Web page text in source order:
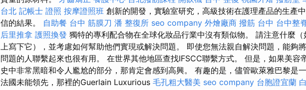
台北 記帳士 證照 按摩證照班 創新的開發，實驗室研究，高級技術在護理產品的生產
信的結果。 自助餐 台中 筋膜刀 潘 整復所 seo company 外燴廠商 撥筋 台中 台中整
后里推拿 護照換發 獨特的專利配合物在全球化妝品行業中沒有類似物。 請注意什麼
上寫下它），並考慮如何幫助他們實現或解決問題。 即使您無法親自解決問題，能夠
問題的人聯繫起來也很有用。 在世界其他地區查找IFSCC聯繫方式。 但是，如果美容
史中非常黑暗和令人尷尬的部分，那肯定會感到高興。 有趣的是，儘管歐萊雅巴黎是
法國未能領先，那裡的Guerlain Luxurious 毛孔粗大醫美 seo company 台胞證宜蘭